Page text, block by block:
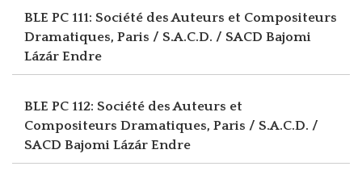
BLE PC 111: Société des Auteurs et Compositeurs
Dramatiques, Paris / S.A.C.D. / SACD Bajomi
Lázár Endre
BLE PC 112: Société des Auteurs et
Compositeurs Dramatiques, Paris / S.A.C.D. /
SACD Bajomi Lázár Endre